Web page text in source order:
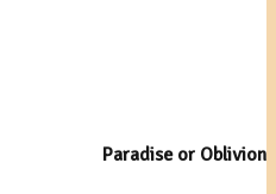
Paradise or Oblivion